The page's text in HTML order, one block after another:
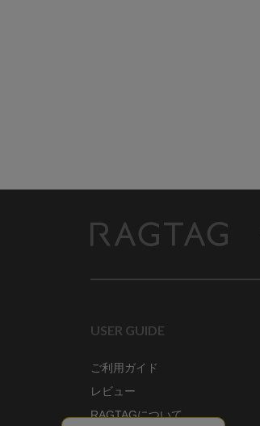
USER GUIDE
ご利用ガイド
レビュー
RAGTAGについて